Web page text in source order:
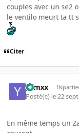
couples avec un se2
le ventilo meurt ta tt
Citer
yamxx
Posté(e) le 22
En même temps un